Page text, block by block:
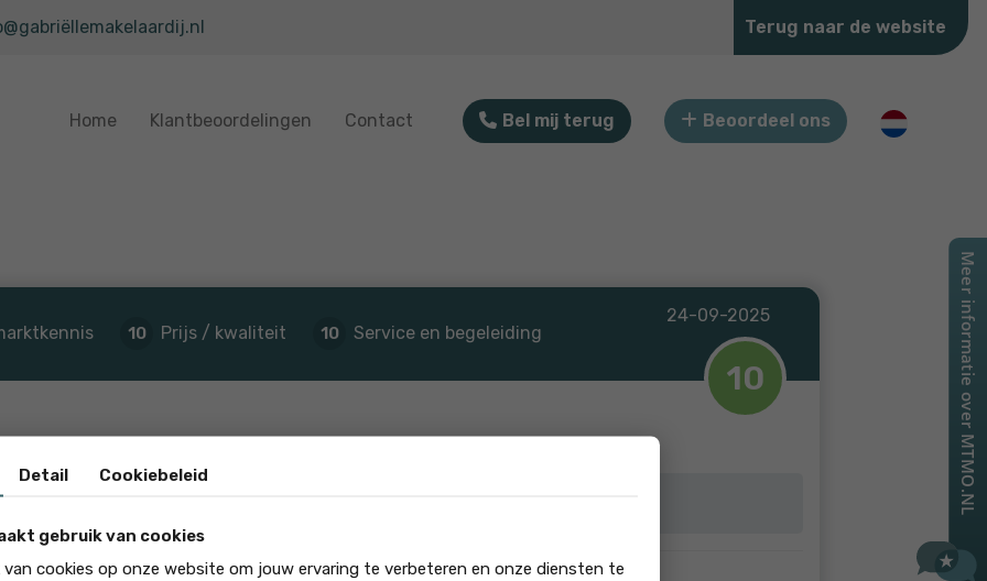
Terug naar de website
Home Klantbeoordelingen Contact Bel mij terug Beoordeel ons
24-09-2025
10
10 Prijs / kwaliteit 10 Service en begeleiding
Detail Cookiebeleid
gebruik van cookies
van cookies op onze website om jouw ervaring te verbeteren en onze diensten te